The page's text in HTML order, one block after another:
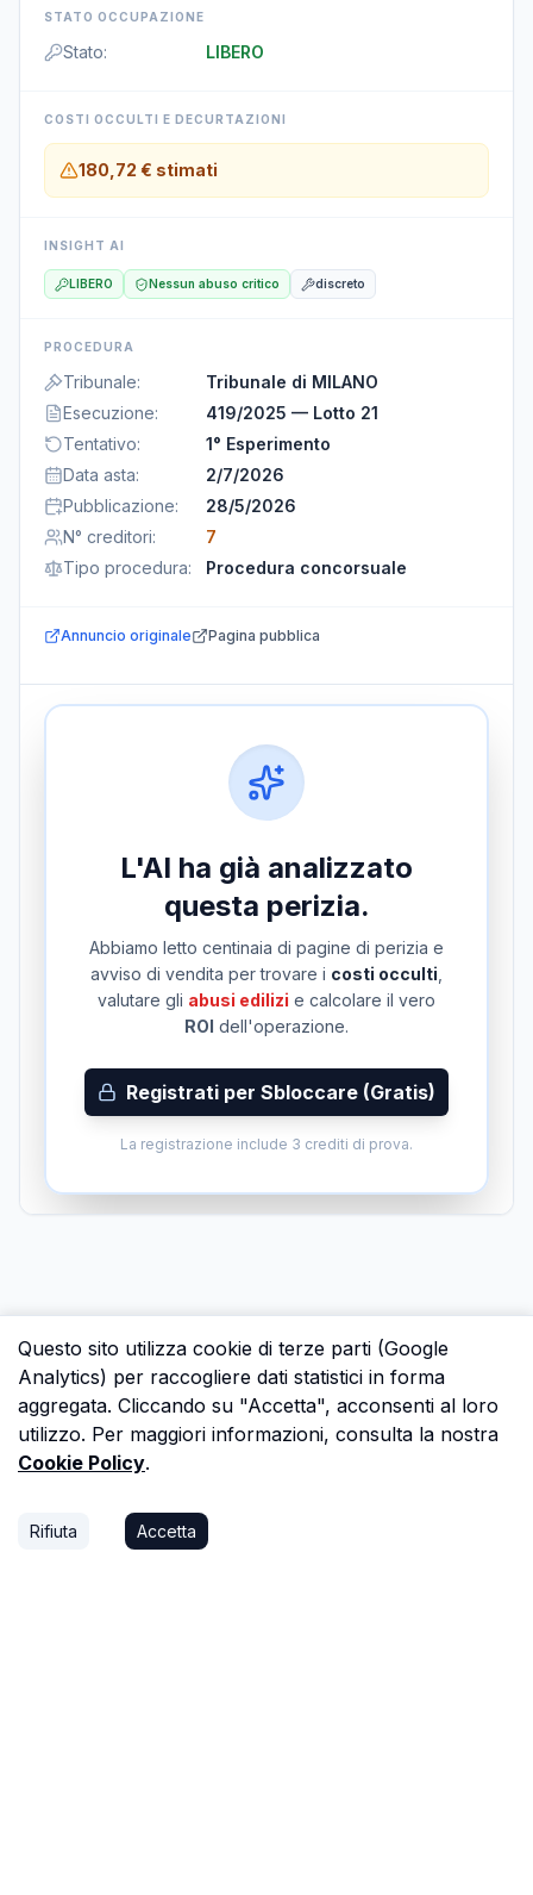
STATO OCCUPAZIONE
Stato: LIBERO
COSTI OCCULTI E DECURTAZIONI
180,72 € stimati
INSIGHT AI
LIBERO Nessun abuso critico discreto
PROCEDURA
Tribunale:
Tribunale di MILANO
Esecuzione:
419/2025 — Lotto 21
Tentativo:
1° Esperimento
Data asta:
2/7/2026
Pubblicazione:
28/5/2026
N° creditori:
7
Tipo procedura: Procedura concorsuale
Annuncio originale Pagina pubblica
L'AI ha già analizzato
questa perizia.
Abbiamo letto centinaia di pagine di perizia e
avviso di vendita per trovare i costi occulti
valutare gli abusi edilizi e calcolare il vero
ROI dell'operazione.
Registrati per Sbloccare (Gratis)
La registrazione include 3 crediti di prova.
Questo sito utilizza cookie di terze parti (Google
Analytics) per raccogliere dati statistici in forma
aggregata. Cliccando su "Accetta", acconsenti al loro
utilizzo. Per maggiori informazioni, consulta la nostra
Cookie Policy.
Rifiuta Accetta